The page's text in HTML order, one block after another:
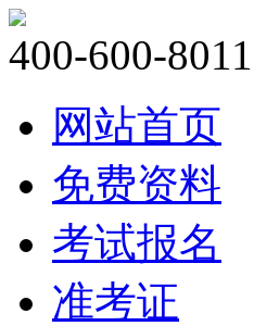
400-600-8011
网站首页
免费资料
考试报名
准考证